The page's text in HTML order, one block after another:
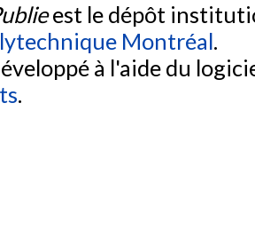
est le dépôt
Montréal.
à l'aide du
.